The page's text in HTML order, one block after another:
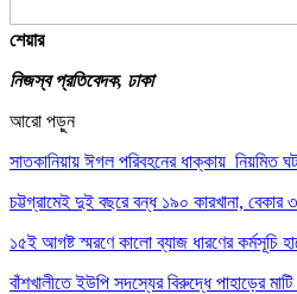
শেয়ার
নিজস্ব প্রতিবেদক, ঢাকা
আরো পড়ুন
সাতকানিয়ায় ঈগল পরিবহনের ধাক্কায় নিয়মিত
চট্টগ্রামেই দুই বছরে বন্ধ ১৯০ কারখানা, বেকার
১৫ই আগষ্ট স্মরণে কালো ব্যাজ ধারণের কর্মসূচি
বাঁশখালীতে ইউপি সদস্যের বিরুদ্ধে পাহাড়ের